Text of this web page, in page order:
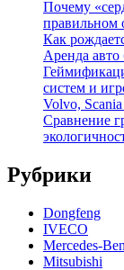
Почему
правильном
Как
Аренда авто
систем и
Volvo,
Сравнение
Рубрики
Dongfeng
IVECO
Mercedes-
Mitsubishi